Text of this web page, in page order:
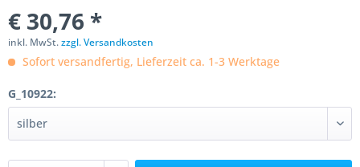
€ 30,76 *
inkl. MwSt.zzgl. Versandkosten
Sofort versandfertig, Lieferzeit ca. 1-3 Werktage
G_10922: